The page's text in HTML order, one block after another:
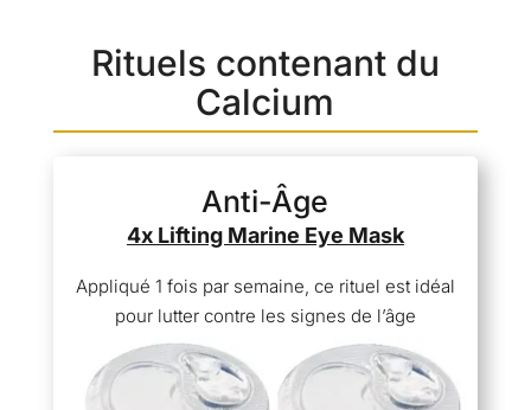
Rituels contenant du
Calcium
Anti-Âge
4x Lifting Marine Eye Mask
Appliqué 1 fois par semaine, ce rituel est idéal
pour lutter contre les signes de l’âge